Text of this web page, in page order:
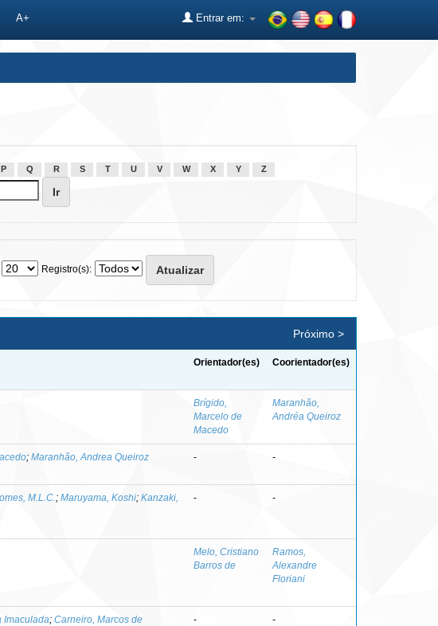
A+ Entrar em:
P Q R S T U V W X Y Z
Registro(s):
Próximo >
Orientador(es) Coorientador(es)
Brígido,
Marcelo de
Macedo
Maranhão,
Andréa Queiroz
; Maranhão, Andrea Queiroz - -
M.L.C. ; Maruyama, Koshi; Kanzaki,
- -
Melo, Cristiano
Barros de
Ramos,
Alexandre
Floriani
Imaculada; Carneiro, Marcos de
- -